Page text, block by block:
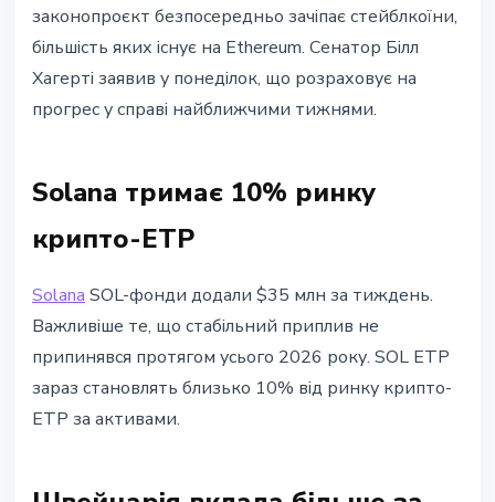
законопроєкт безпосередньо зачіпає стейблкоїни,
більшість яких існує на Ethereum. Сенатор Білл
Хагерті заявив у понеділок, що розраховує на
прогрес у справі найближчими тижнями.
Solana тримає 10% ринку
крипто-ETP
Solana SOL-фонди додали $35 млн за тиждень.
Важливіше те, що стабільний приплив не
припинявся протягом усього 2026 року. SOL ETP
зараз становлять близько 10% від ринку крипто-
ETP за активами.